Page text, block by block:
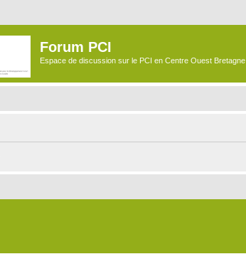
Forum PCI
Espace de discussion sur le PCI en Centre Ouest Bretagne